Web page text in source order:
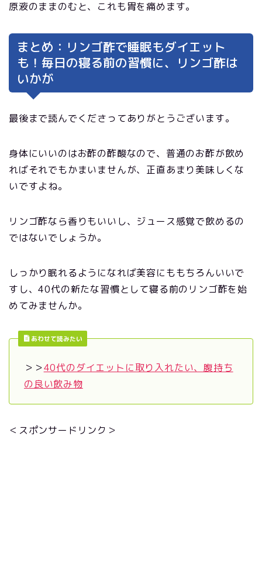
原液のままのむと、これも胃を痛めます。
まとめ：リンゴ酢で睡眠もダイエット
も！毎日の寝る前の習慣に、リンゴ酢は
いかが
最後まで読んでくださってありがとうございます。
身体にいいのはお酢の酢酸なので、普通のお酢が飲め
ればそれでもかまいませんが、正直あまり美味しくな
いですよね。
リンゴ酢なら香りもいいし、ジュース感覚で飲めるの
ではないでしょうか。
しっかり眠れるようになれば美容にももちろんいいで
すし、40代の新たな習慣として寝る前のリンゴ酢を始
めてみませんか。
あわせて読みたい
＞＞40代のダイエットに取り入れたい、腹持ち
の良い飲み物
＜スポンサードリンク＞